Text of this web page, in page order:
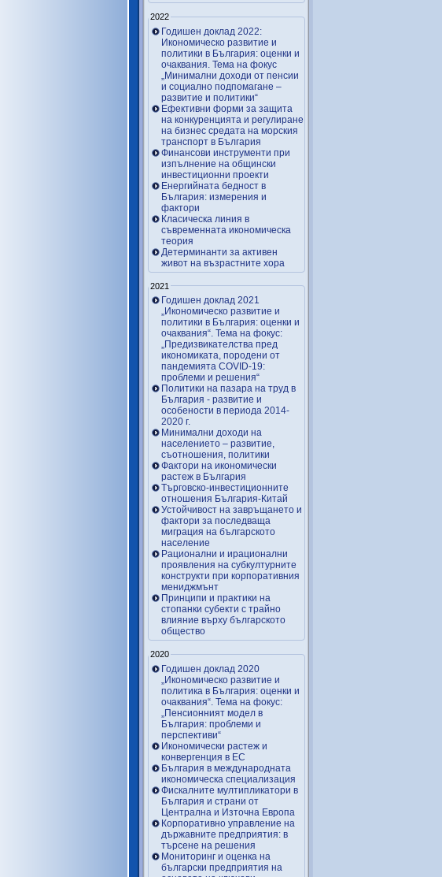
2022
Годишен доклад 2022:
Икономическо развитие и
политики в България: оценки и
очаквания. Тема на фокус
„Минимални доходи от пенсии
и социално подпомагане –
развитие и политики“
Ефективни форми за защита
на конкуренцията и регулиране
на бизнес средата на морския
транспорт в България
Финансови инструменти при
изпълнение на общински
инвестиционни проекти
Енергийната бедност в
България: измерения и
фактори
Класическа линия в
съвременната икономическа
теория
Детерминанти за активен
живот на възрастните хора
2021
Годишен доклад 2021
„Икономическо развитие и
политики в България: оценки и
очаквания“. Тема на фокус:
„Предизвикателства пред
икономиката, породени от
пандемията COVID-19:
проблеми и решения“
Политики на пазара на труд в
България - развитие и
особености в периода 2014-
2020 г.
Минимални доходи на
населението – развитие,
съотношения, политики
Фактори на икономически
растеж в България
Търговско-инвестиционните
отношения България-Китай
Устойчивост на завръщането и
фактори за последваща
миграция на българското
население
Рационални и ирационални
проявления на субкултурните
конструкти при корпоративния
мениджмънт
Принципи и практики на
стопанки субекти с трайно
влияние върху българското
общество
2020
Годишен доклад 2020
„Икономическо развитие и
политика в България: оценки и
очаквания“. Тема на фокус:
„Пенсионният модел в
България: проблеми и
перспективи“
Икономически растеж и
конвергенция в ЕС
България в международната
икономическа специализация
Фискалните мултипликатори в
България и страни от
Централна и Източна Европа
Корпоративно управление на
държавните предприятия: в
търсене на решения
Мониторинг и оценка на
български предприятия на